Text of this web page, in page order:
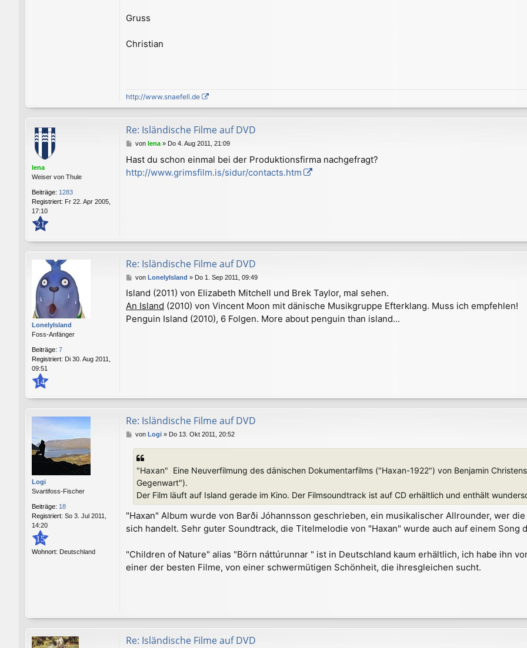
Gruss
Christian
http://www.snaefell.de
lena
Weiser von Thule
Beiträge: 1283
Registriert: Fr 22. Apr 2005,
17:10
21
Re: Isländische Filme auf DVD
B
i
t
von lena» Do 4. Aug 2011, 21:09
Hast du schon einmal bei der Produktionsfirma nachgefragt?
http://www.grimsfilm.is/sidur/contacts.htm
LonelyIsland
Foss-Anfänger
Beiträge: 7
Registriert: Di 30. Aug 2011,
09:51
14
Re: Isländische Filme auf DVD
B
i
t
a
von LonelyIsland » Do 1. Sep 2011, 09:49
Island (2011) von Elizabeth Mitchell und Brek Taylor, mal sehen.
An Island (2010) von Vincent Moon mit dänische Musikgruppe Efterklang. Muss ich empfehlen!
Penguin Island (2010), 6 Folgen. More about penguin than island...
Logi
Svartifoss-Fischer
Beiträge: 18
Registriert: So 3. Jul 2011,
14:20
15
Wohnort: Deutschland
Re: Isländische Filme auf DVD
Bvon Logi» Do 13. Okt 2011, 20:52
"Haxan"  Eine Neuverfilmung des dänischen Dokumentarfilms ("Haxan-1922") von Benjamin
Gegenwart").
Der Film läuft auf Island gerade im Kino. Der Filmsoundtrack ist auf CD erhältlich und enthält
"Haxan" Album wurde von Barði Jóhannsson geschrieben, ein musikalischer Allrounder, wer
sich handelt. Sehr guter Soundtrack, die Titelmelodie von "Haxan" wurde auch auf einem
"Children of Nature" alias "Börn náttúrunnar " ist in Deutschland kaum erhältlich, ich habe ihn
einer der besten Filme, von einer schwermütigen Schönheit, die ihresgleichen sucht.
Re: Isländische Filme auf DVD